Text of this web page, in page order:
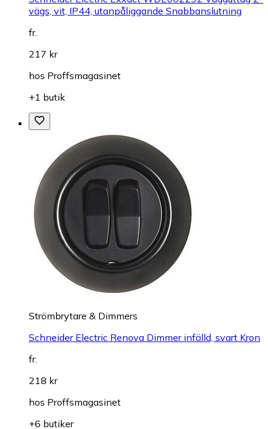
vägs, vit, IP44, utanpåliggande Snabbanslutning
fr.
217 kr
hos Proffsmagasinet
+1 butik
Strömbrytare & Dimmers
Schneider Electric Renova Dimmer infälld, svart Kron
fr.
218 kr
hos Proffsmagasinet
+6 butiker